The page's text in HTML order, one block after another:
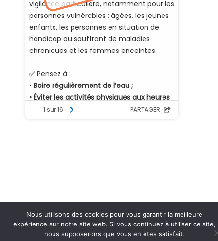
Nous utilisons des cookies pour vous garantir la meilleure
expérience sur notre site web. Si vous continuez à utiliser ce site,
nous supposerons que vous en êtes satisfait.